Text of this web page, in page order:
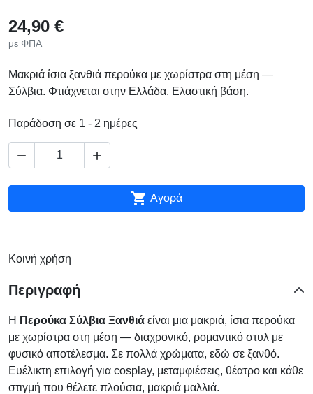
24,90 €
με ΦΠΑ
Μακριά ίσια ξανθιά περούκα με χωρίστρα στη μέση —
Σύλβια. Φτιάχνεται στην Ελλάδα. Ελαστική βάση.
Παράδοση σε 1 - 2 ημέρες
 
 Αγορά
Κοινή χρήση
Περιγραφή
Η Περούκα Σύλβια Ξανθιά είναι μια μακριά, ίσια περούκα
με χωρίστρα στη μέση — διαχρονικό, ρομαντικό στυλ με
φυσικό αποτέλεσμα. Σε πολλά χρώματα, εδώ σε ξανθό.
Ευέλικτη επιλογή για cosplay, μεταμφιέσεις, θέατρο και κάθε
στιγμή που θέλετε πλούσια, μακριά μαλλιά.